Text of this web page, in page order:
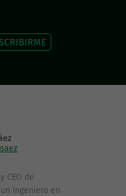
CEO de
Ingeniero en